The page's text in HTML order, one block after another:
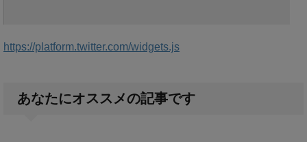
https://platform.twitter.com/widgets.js
あなたにオススメの記事です